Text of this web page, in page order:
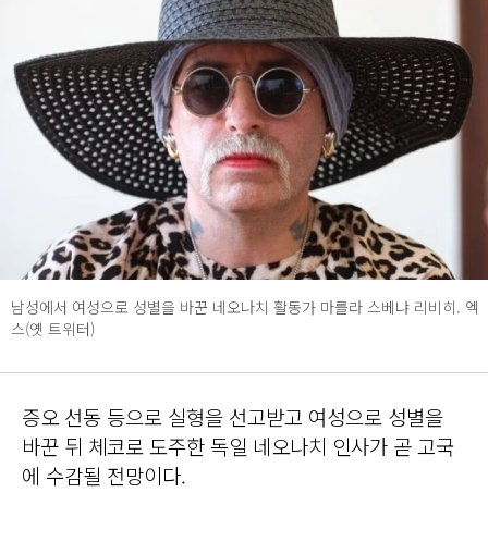
남성에서 여성으로 성별을 바꾼 네오나치 활동가 마를라 스베냐 리비히. 엑
스(옛 트위터)
증오 선동 등으로 실형을 선고받고 여성으로 성별을
바꾼 뒤 체코로 도주한 독일 네오나치 인사가 곧 고국
에 수감될 전망이다.